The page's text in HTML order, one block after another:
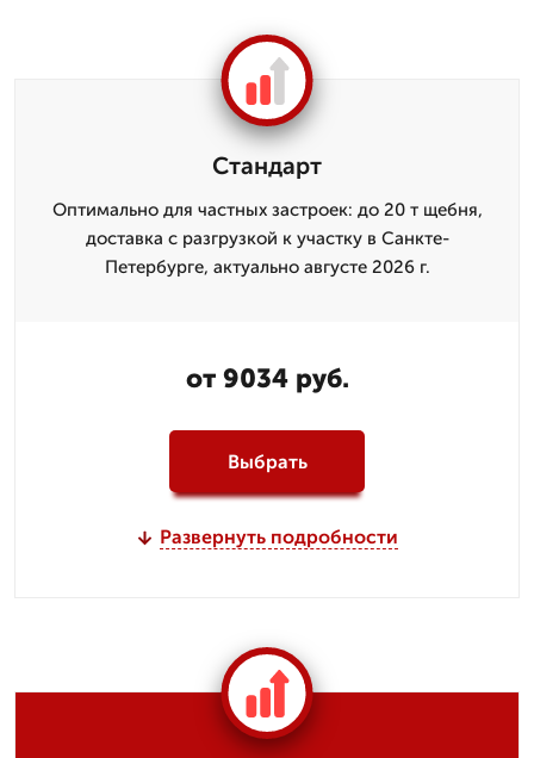
Стандарт
Оптимально для частных застроек: до 20 т щебня,
доставка с разгрузкой к участку в Санкте-
Петербурге, актуально августе 2026 г.
от 9034 руб.
Выбрать
Развернуть подробности